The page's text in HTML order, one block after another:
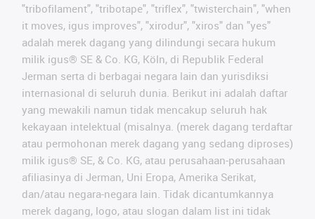
"tribofilament", "tribotape", "triflex", "twisterchain", "when
it moves, igus improves", "xirodur", "xiros" dan "yes"
adalah merek dagang yang dilindungi secara hukum
milik igus® SE & Co. KG, Köln, di Republik Federal
Jerman serta di berbagai negara lain dan yurisdiksi
internasional di seluruh dunia. Berikut ini adalah daftar
yang mewakili namun tidak mencakup seluruh hak
kekayaan intelektual (misalnya. (merek dagang terdaftar
atau permohonan merek dagang yang sedang diproses)
milik igus® SE, & Co. KG, atau perusahaan-perusahaan
afiliasinya di Jerman, Uni Eropa, Amerika Serikat,
dan/atau negara-negara lain. Tidak dicantumkannya
merek dagang, logo, atau slogan dalam list ini tidak